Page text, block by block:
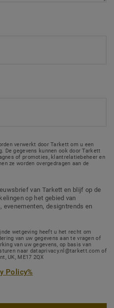
verwerkt door Tarkett om u een
De gegevens kunnen ook door Tarkett
of promoties, klantrelatiebeheer en
ze worden overgedragen aan de
van Tarkett en blijf op de
op het gebied van
designtrends en
wetgeving heeft u het recht om
van uw gegevens aan te vragen of
van uw gegevens, op basis van
naar dataprivacy.nl@tarkett.com of
UK, ME17 2QX
Policy%